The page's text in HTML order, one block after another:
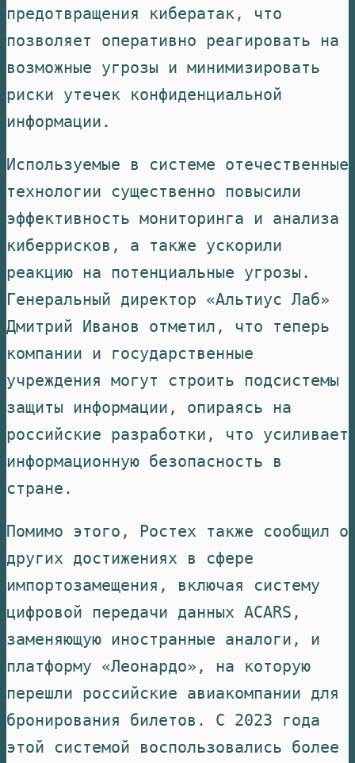
предотвращения кибератак, что
позволяет оперативно реагировать на
возможные угрозы и минимизировать
риски утечек конфиденциальной
информации.
Используемые в системе отечественные
технологии существенно повысили
эффективность мониторинга и анализа
киберрисков, а также ускорили
реакцию на потенциальные угрозы.
Генеральный директор «Альтиус Лаб»
Дмитрий Иванов отметил, что теперь
компании и государственные
учреждения могут строить подсистемы
защиты информации, опираясь на
российские разработки, что усиливает
информационную безопасность в
стране.
Помимо этого, Ростех также сообщил о
других достижениях в сфере
импортозамещения, включая систему
цифровой передачи данных ACARS,
заменяющую иностранные аналоги, и
платформу «Леонардо», на которую
перешли российские авиакомпании для
бронирования билетов. С 2023 года
этой системой воспользовались более